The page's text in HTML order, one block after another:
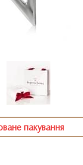
пакування